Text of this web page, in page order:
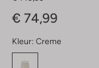
€ 74,99
Kleur: Creme